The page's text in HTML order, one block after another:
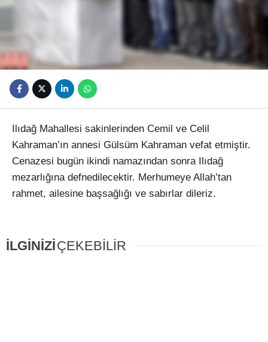
Ilıdağ Mahallesi sakinlerinden Cemil ve Celil
Kahraman’ın annesi Gülsüm Kahraman vefat etmiştir.
Cenazesi bugün ikindi namazından sonra Ilıdağ
mezarlığına defnedilecektir. Merhumeye Allah’tan
rahmet, ailesine başsağlığı ve sabırlar dileriz.
İLGİNİZİÇEKEBİLİR